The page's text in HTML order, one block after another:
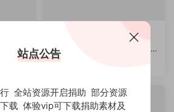
音符线
¥30
AE stardust工程模板水面
音符
46
站点公告
全站资源开启捐助 部分资源
载 体验vip可下载捐助素材及